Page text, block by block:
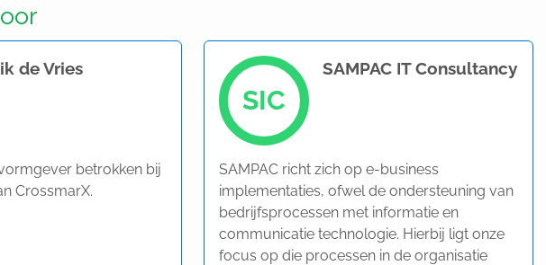
de Vries
betrokken bij
CrossmarX.
SIC
SAMPAC IT Consultancy
SAMPAC richt zich op e-business
implementaties, ofwel de ondersteuning van
bedrijfsprocessen met informatie en
communicatie technologie. Hierbij ligt onze
focus op die processen in de organisatie